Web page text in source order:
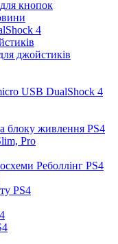
кнопок
4
джойстиків
USB DualShock 4
блоку живлення PS4
Pro
Реболлінг PS4
PS4